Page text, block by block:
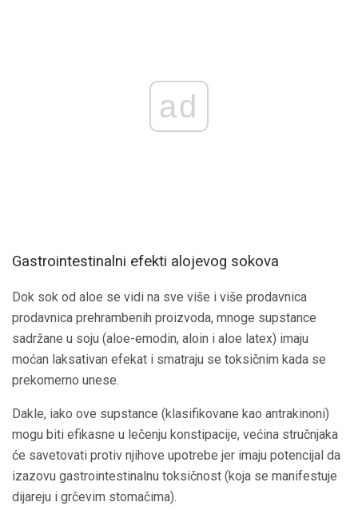
ad
Gastrointestinalni efekti alojevog sokova
Dok sok od aloe se vidi na sve više i više prodavnica
prodavnica prehrambenih proizvoda, mnoge supstance
sadržane u soju (aloe-emodin, aloin i aloe latex) imaju
moćan laksativan efekat i smatraju se toksičnim kada se
prekomerno unese.
Dakle, iako ove supstance (klasifikovane kao antrakinoni)
mogu biti efikasne u lečenju konstipacije, većina stručnjaka
će savetovati protiv njihove upotrebe jer imaju potencijal da
izazovu gastrointestinalnu toksičnost (koja se manifestuje
dijareju i grčevim stomačima).